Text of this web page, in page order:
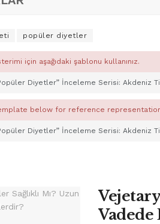
popüler diyetler
için aşağıdaki şablonu kullanınız.
Diyetler” İnceleme Serisi: Akdeniz
below for reference
Diyetler” İnceleme Serisi: Akdeniz